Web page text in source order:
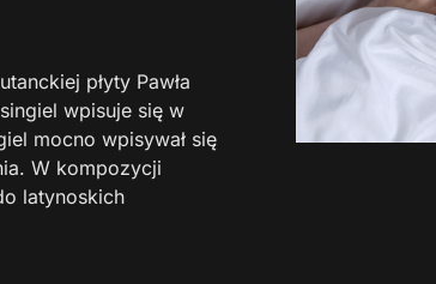
płyty Pawła
wpisuje się w
mocno wpisywał się
W kompozycji
latynoskich